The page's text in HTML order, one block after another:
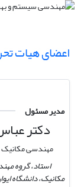
اعضای هیات
مدیر مسئول
دکتر
مهندسی مکانیک
استاد، گروه
مکانیک، دانشگاه